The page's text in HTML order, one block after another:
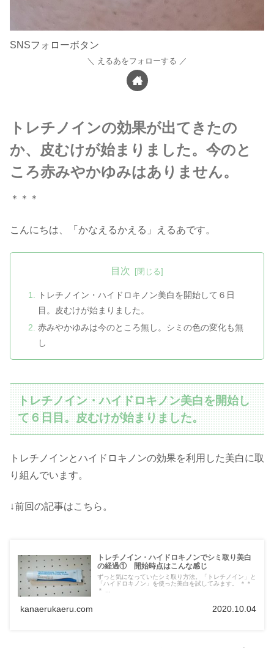
SNSフォローボタン
えるあをフォローする
トレチノインの効果が出てきたの
か、皮むけが始まりました。今のと
ころ赤みやかゆみはありません。
＊＊＊
こんにちは、「かなえるかえる」えるあです。
目次
トレチノイン・ハイドロキノン美白を開始して６日
目。皮むけが始まりました。
赤みやかゆみは今のところ無し。シミの色の変化も無
し
トレチノイン・ハイドロキノン美白を開始し
て６日目。皮むけが始まりました。
トレチノインとハイドロキノンの効果を利用した美白に取
り組んでいます。
↓前回の記事はこちら。
トレチノイン・ハイドロキノンでシミ取り美白
の経過① 開始時点はこんな感じ
ずっと気になっていたシミ取り方法。「トレチノイン」と
「ハイドロキノン」を使った美白を試してみます。 ＊＊
kanaerukaeru.com 2020.10.04